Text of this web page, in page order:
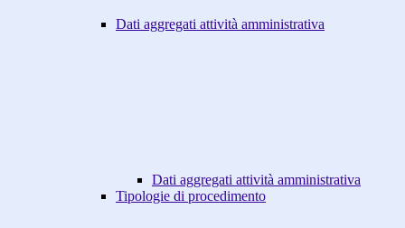
Dati aggregati attività amministrativa
Dati aggregati attività amministrativa
Tipologie di procedimento